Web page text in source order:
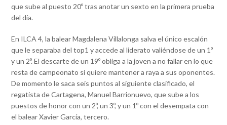
que sube al puesto 20º tras anotar un sexto en la primera prueba
del día.
En ILCA 4, la balear Magdalena Villalonga salva el único escalón
que le separaba del top1 y accede al liderato valiéndose de un 1º
y un 2º. El descarte de un 19º obliga a la joven a no fallar en lo que
resta de campeonato si quiere mantener a raya a sus oponentes.
De momento le saca seis puntos al siguiente clasificado, el
regatista de Cartagena, Manuel Barrionuevo, que sube a los
puestos de honor con un 2º, un 3º, y un 1º con el desempata con
el balear Xavier García, tercero.